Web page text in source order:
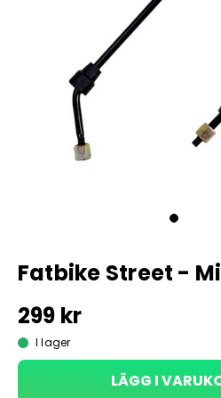
Fatbike Street -
299 kr
I lager
LÄGG I